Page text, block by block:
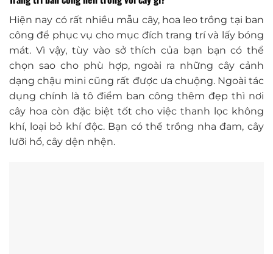
Hiện nay có rất nhiều mẫu cây, hoa leo trồng tại ban
công để phục vụ cho mục đích trang trí và lấy bóng
mát. Vì vậy, tùy vào sở thích của bạn bạn có thể
chọn sao cho phù hợp, ngoài ra những cây cảnh
dạng chậu mini cũng rất được ưa chuộng. Ngoài tác
dụng chính là tô điểm ban công thêm đẹp thì nơi
cây hoa còn đặc biệt tốt cho việc thanh lọc không
khí, loại bỏ khí độc. Bạn có thể trồng nha đam, cây
lưỡi hổ, cây dện nhện.